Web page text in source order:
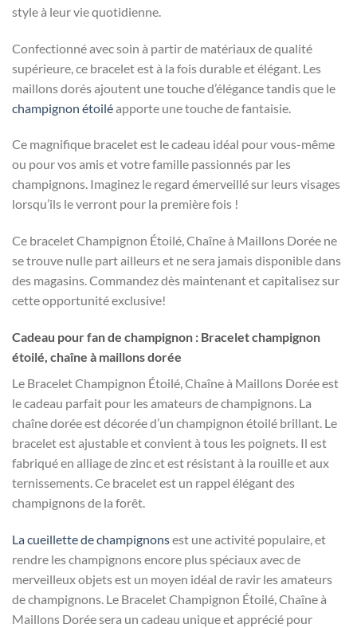
style à leur vie quotidienne.
Confectionné avec soin à partir de matériaux de qualité
supérieure, ce bracelet est à la fois durable et élégant. Les
maillons dorés ajoutent une touche d’élégance tandis que le
champignon étoiléapporte une touche de fantaisie.
Ce magnifique bracelet est le cadeau idéal pour vous-même
ou pour vos amis et votre famille passionnés par les
champignons. Imaginez le regard émerveillé sur leurs visages
lorsqu’ils le verront pour la première fois !
Ce bracelet Champignon Étoilé, Chaîne à Maillons Dorée ne
se trouve nulle part ailleurs et ne sera jamais disponible dans
des magasins. Commandez dès maintenant et capitalisez sur
cette opportunité exclusive!
Cadeau pour fan de champignon : Bracelet champignon
étoilé, chaîne à maillons dorée
Le Bracelet Champignon Étoilé, Chaîne à Maillons Dorée est
le cadeau parfait pour les amateurs de champignons. La
chaîne dorée est décorée d’un champignon étoilé brillant. Le
bracelet est ajustable et convient à tous les poignets. Il est
fabriqué en alliage de zinc et est résistant à la rouille et aux
ternissements. Ce bracelet est un rappel élégant des
champignons de la forêt.
La cueillette de champignonsest une activité populaire, et
rendre les champignons encore plus spéciaux avec de
merveilleux objets est un moyen idéal de ravir les amateurs
de champignons. Le Bracelet Champignon Étoilé, Chaîne à
Maillons Dorée sera un cadeau unique et apprécié pour